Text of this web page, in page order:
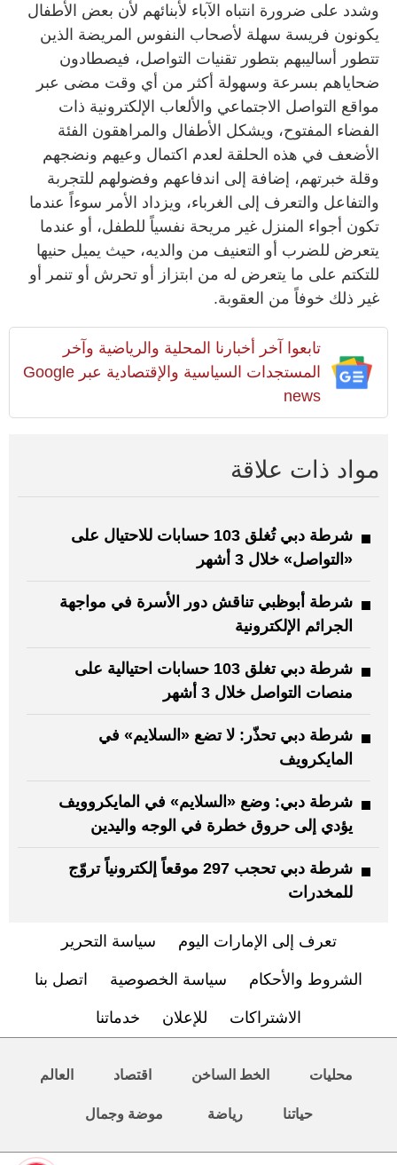
وشدد على ضرورة انتباه الآباء لأبنائهم لأن بعض الأطفال
يكونون فريسة سهلة لأصحاب النفوس المريضة الذين
تتطور أساليبهم بتطور تقنيات التواصل، فيصطادون
ضحاياهم بسرعة وسهولة أكثر من أي وقت مضى عبر
مواقع التواصل الاجتماعي والألعاب الإلكترونية ذات
الفضاء المفتوح، ويشكل الأطفال والمراهقون الفئة
الأضعف في هذه الحلقة لعدم اكتمال وعيهم ونضجهم
وقلة خبرتهم، إضافة إلى اندفاعهم وفضولهم للتجربة
والتفاعل والتعرف إلى الغرباء، ويزداد الأمر سوءاً عندما
تكون أجواء المنزل غير مريحة نفسياً للطفل، أو عندما
يتعرض للضرب أو التعنيف من والديه، حيث يميل حنيها
للتكتم على ما يتعرض له من ابتزاز أو تحرش أو تنمر أو
غير ذلك خوفاً من العقوبة.
تابعوا آخر أخبارنا المحلية والرياضية وآخر
المستجدات السياسية والإقتصادية عبر Google
news
مواد ذات علاقة
شرطة دبي تُغلق 103 حسابات للاحتيال على
«التواصل» خلال 3 أشهر
شرطة أبوظبي تناقش دور الأسرة في مواجهة
الجرائم الإلكترونية
شرطة دبي تغلق 103 حسابات احتيالية على
منصات التواصل خلال 3 أشهر
شرطة دبي تحذّر: لا تضع «السلايم» في
المايكرويف
شرطة دبي: وضع «السلايم» في المايكروويف
يؤدي إلى حروق خطرة في الوجه واليدين
شرطة دبي تحجب 297 موقعاً إلكترونياً تروّج
للمخدرات
تعرف إلى الإمارات اليوم سياسة التحرير
الشروط والأحكام سياسة الخصوصية اتصل بنا
الاشتراكات للإعلان خدماتنا
محليات الخط الساخن اقتصاد العالم
حياتنا رياضة موضة وجمال